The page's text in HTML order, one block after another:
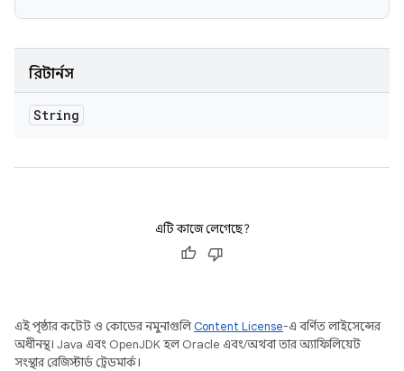
রিটার্নস
String
এটি কাজে লেগেছে?
এই পৃষ্ঠার কন্টেন্ট ও কোডের নমুনাগুলিContent License-এ বর্ণিত লাইসেন্সের
অধীনস্থ। Java এবং OpenJDK হল Oracle এবং/অথবা তার অ্যাফিলিয়েট
সংস্থার রেজিস্টার্ড ট্রেডমার্ক।